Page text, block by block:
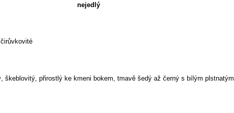
nejedlý
škeblovitý, přirostlý ke kmeni bokem, tmavě šedý až černý s bílým plstnatým